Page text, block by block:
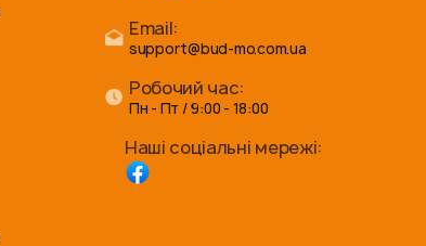
Email:
support@bud-mo.com.ua
Робочий час:
Пн - Пт / 9:00 - 18:00
Наші соціальні мережі: